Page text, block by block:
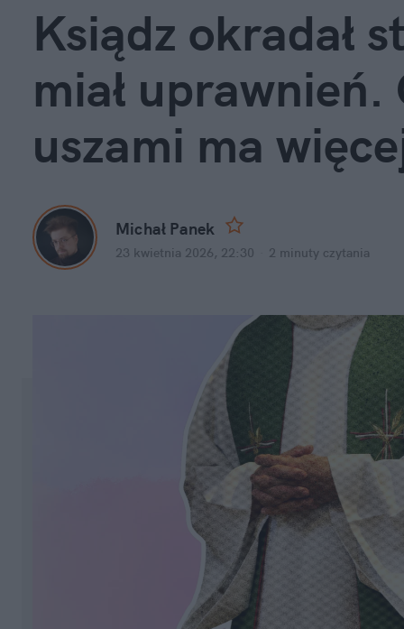
Ksiądz okradał
miał uprawnień.
uszami ma
Michał Panek
23 kwietnia 2026, 22:30 2 minuty czytania